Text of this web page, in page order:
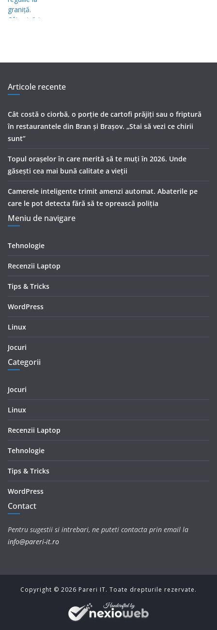
Articole recente
Cât costă o ciorbă, o porţie de cartofi prăjiţi sau o friptură
în restaurantele din Bran şi Braşov. „Stai să vezi ce chirii
sunt”
Topul orașelor în care merită să te muți în 2026. Unde
găsești cea mai bună calitate a vieții
Camerele inteligente trimit amenzi automat. Abaterile pe
care le pot detecta fără să te oprească poliția
Meniu de navigare
Tehnologie
Recenzii Laptop
Tips & Tricks
WordPress
Linux
Jocuri
Categorii
Jocuri
Linux
Recenzii Laptop
Tehnologie
Tips & Tricks
WordPress
Contact
Pentru sugestii si intrebari, ne puteti contacta prin email la
info@pareri-it.ro
Copyright © 2026 Pareri IT. Toate drepturile rezervate.